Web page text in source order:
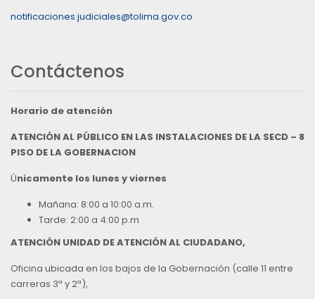
notificaciones.judiciales@tolima.gov.co
Contáctenos
Horario de atención
ATENCIÓN AL PÚBLICO EN LAS INSTALACIONES DE LA SECD – 8
PISO DE LA GOBERNACION
Únicamente los lunes y viernes
Mañana: 8:00 a 10:00 a.m.
Tarde: 2:00 a 4:00 p.m
ATENCIÓN UNIDAD DE ATENCIÓN AL CIUDADANO,
Oficina ubicada en los bajos de la Gobernación (calle 11 entre
carreras 3ª y 2ª),